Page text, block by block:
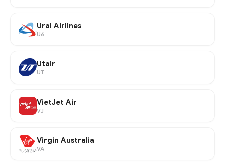
Ural Airlines
U6
Utair
UT
VietJet Air
VJ
Virgin Australia
VA